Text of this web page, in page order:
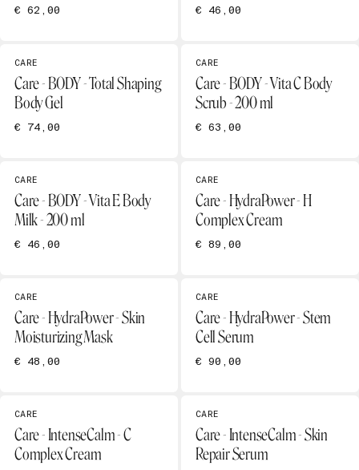
€ 62,00 € 46,00
CARE
Care - BODY - Total Shaping
Body Gel
€ 74,00
CARE
Care - BODY - Vita C Body
Scrub - 200 ml
€ 63,00
CARE
Care - BODY - Vita E Body
Milk - 200 ml
€ 46,00
CARE
Care - HydraPower - H
Complex Cream
€ 89,00
CARE
Care - HydraPower - Skin
Moisturizing Mask
€ 48,00
CARE
Care - HydraPower - Stem
Cell Serum
€ 90,00
CARE
Care - IntenseCalm - C
Complex Cream
CARE
Care - IntenseCalm - Skin
Repair Serum